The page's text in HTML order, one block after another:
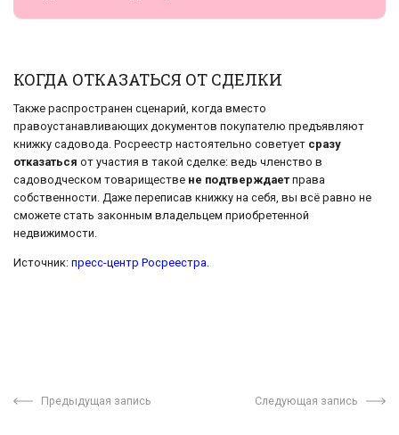
КОГДА ОТКАЗАТЬСЯ ОТ СДЕЛКИ
Также распространен сценарий, когда вместо
правоустанавливающих документов покупателю предъявляют
книжку садовода. Росреестр настоятельно советует сразу
отказаться от участия в такой сделке: ведь членство в
садоводческом товариществе не подтверждает права
собственности. Даже переписав книжку на себя, вы всё равно не
сможете стать законным владельцем приобретенной
недвижимости.
Источник: пресс-центр Росреестра
Предыдущая запись Следующая запись